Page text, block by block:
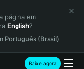
página em
English?
Português (Brasil)
Baixe agora